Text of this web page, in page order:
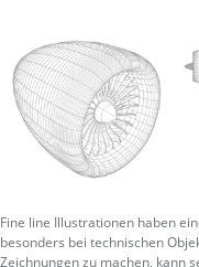
Fine line Illustrationen haben
besonders bei technischen
Zeichnungen zu machen, kann